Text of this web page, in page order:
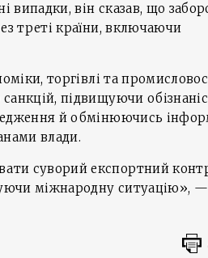
він сказав, що
треті країни, включаючи
торгівлі та
підвищуючи
й обмінюючись
влади.
суворий експортний
міжнародну ситуацію», —